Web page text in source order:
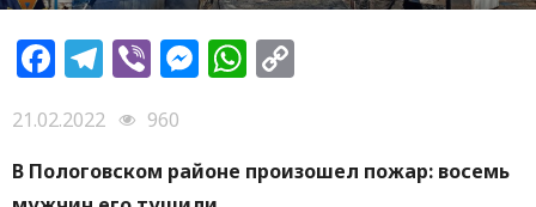
Facebook
Telegram
ViberMessenger
WhatsApp
21.02.2022
960
В Пологовском районе произошел пожар: восемь